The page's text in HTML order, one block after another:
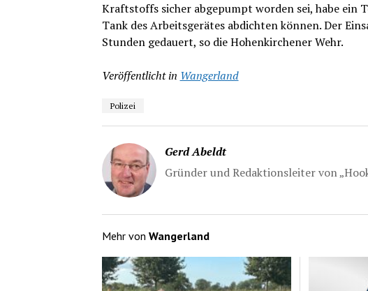
Kraftstoffs sicher abgepumpt worden sei, habe ein
Tank des Arbeitsgerätes abdichten können. Der
Stunden gedauert, so die Hohenkirchener Wehr.
Veröffentlicht in Wangerland
Polizei
Gerd Abeldt
Gründer und Redaktionsleiter von
Mehr von Wangerland